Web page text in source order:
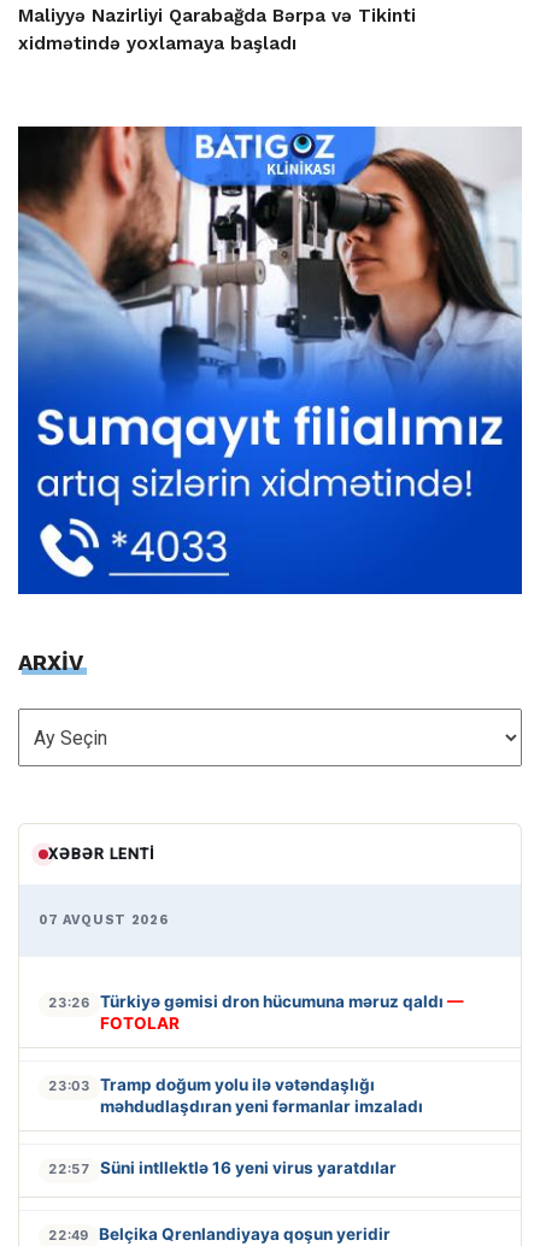
Maliyyə Nazirliyi Qarabağda Bərpa və Tikinti
xidmətində yoxlamaya başladı
ARXİV
ARXİV
XƏBƏR LENTI
07 AVQUST 2026
23:26 Türkiyə gəmisi dron hücumuna məruz qaldı —
FOTOLAR
23:03
Tramp doğum yolu ilə vətəndaşlığı
məhdudlaşdıran yeni fərmanlar imzaladı
22:57 Süni intllektlə 16 yeni virus yaratdılar
22:49 Belçika Qrenlandiyaya qoşun yeridir